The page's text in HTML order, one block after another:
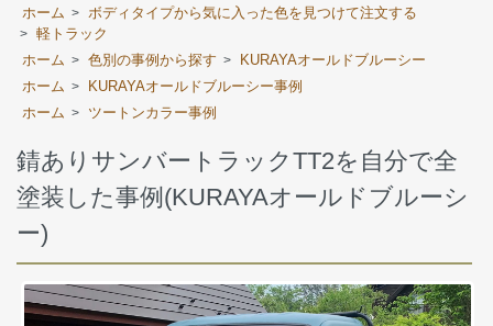
ホーム > ボディタイプから気に入った色を見つけて注文する
> 軽トラック
ホーム > 色別の事例から探す >
KURAYAオールドブルーシー
ホーム >
KURAYAオールドブルーシー事例
ホーム > ツートンカラー事例
錆ありサンバートラックTT2を自分で全
塗装した事例(KURAYAオールドブルーシ
ー)